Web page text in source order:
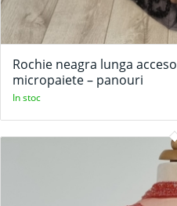
Rochie neagra lunga
micropaiete – panouri
In stoc